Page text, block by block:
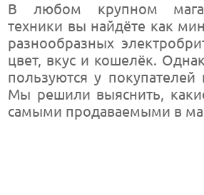
В любом крупном
техники вы найдёте как
разнообразных
цвет, вкус и кошелёк.
пользуются у покупателей
Мы решили выяснить,
самыми продаваемыми в